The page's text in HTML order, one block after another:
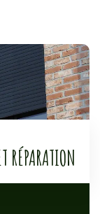
RÉPARATION